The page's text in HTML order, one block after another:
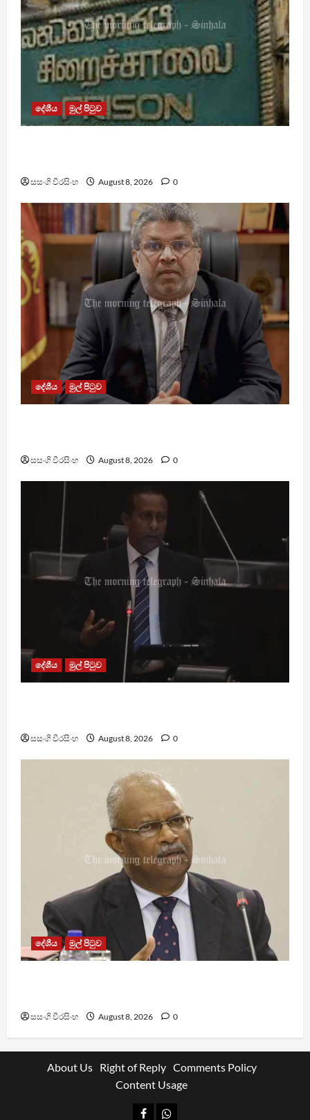
දේශීය මුල් පිටුව
සසංගි වීරසිංහ August 8, 2026 0
දේශීය මුල් පිටුව
සසංගි වීරසිංහ August 8, 2026 0
දේශීය මුල් පිටුව
සසංගි වීරසිංහ August 8, 2026 0
දේශීය මුල් පිටුව
සසංගි වීරසිංහ August 8, 2026 0
About Us Right of Reply Comments Policy
Content Usage
FacebookWhatsapp